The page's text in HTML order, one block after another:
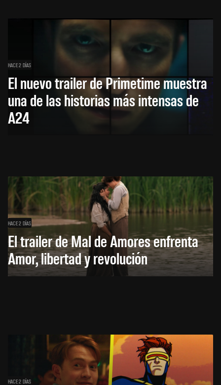
HACE 2 DÍAS
El nuevo trailer de Primetime muestra
una de las historias más intensas de
A24
HACE 2 DÍAS
El trailer de Mal de Amores enfrenta
Amor, libertad y revolución
HACE 2 DÍAS